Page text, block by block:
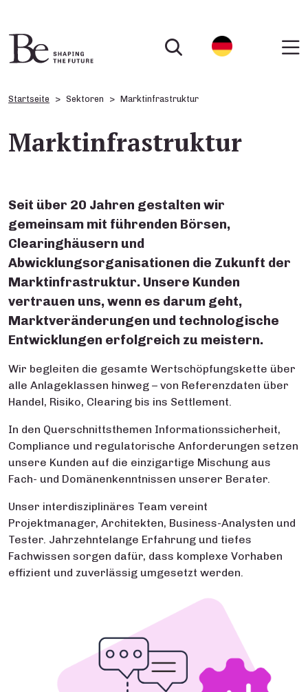
Startseite Sektoren Marktinfrastruktur
Marktinfrastruktur
Seit über 20 Jahren gestalten wir
gemeinsam mit führenden Börsen,
Clearinghäusern und
Abwicklungsorganisationen die Zukunft der
Marktinfrastruktur. Unsere Kunden
vertrauen uns, wenn es darum geht,
Marktveränderungen und technologische
Entwicklungen erfolgreich zu meistern.
Wir begleiten die gesamte Wertschöpfungskette über
alle Anlageklassen hinweg – von Referenzdaten über
Handel, Risiko, Clearing bis ins Settlement.
In den Querschnittsthemen Informationssicherheit,
Compliance und regulatorische Anforderungen setzen
unsere Kunden auf die einzigartige Mischung aus
Fach- und Domänenkenntnissen unserer Berater.
Unser interdisziplinäres Team vereint
Projektmanager, Architekten, Business-Analysten und
Tester. Jahrzehntelange Erfahrung und tiefes
Fachwissen sorgen dafür, dass komplexe Vorhaben
effizient und zuverlässig umgesetzt werden.